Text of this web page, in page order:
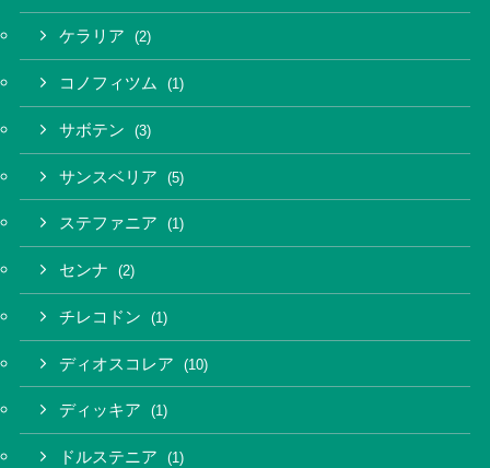
ケラリア (2)
コノフィツム (1)
サボテン (3)
サンスベリア (5)
ステファニア (1)
センナ (2)
チレコドン (1)
ディオスコレア (10)
ディッキア (1)
ドルステニア (1)